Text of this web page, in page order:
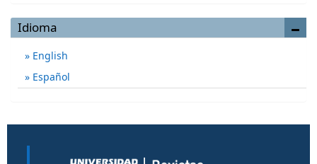
Idioma
English
Español